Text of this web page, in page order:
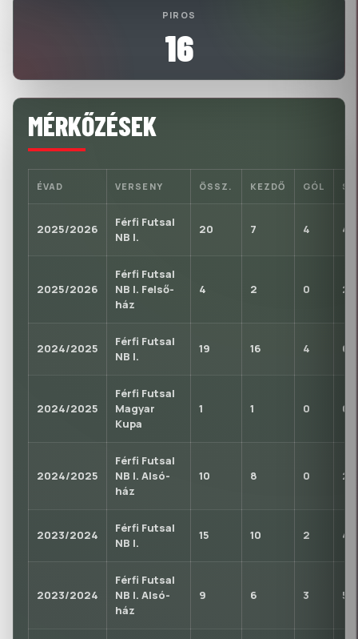
PIROS
16
MÉRKŐZÉSEK
ÉVAD VERSENY ÖSSZ. KEZDŐ GÓL S
2025/2026
Férfi Futsal
NB I.
20 7 4 4
2025/2026
Férfi Futsal
NB I. Felső-
ház
4 2 0 2
2024/2025
Férfi Futsal
NB I.
19 16 4 6
2024/2025
Férfi Futsal
Magyar
Kupa
1 1 0 0
2024/2025
Férfi Futsal
NB I. Alsó-
ház
10 8 0 2
2023/2024
Férfi Futsal
NB I.
15 10 2 4
2023/2024
Férfi Futsal
NB I. Alsó-
ház
9 6 3 5